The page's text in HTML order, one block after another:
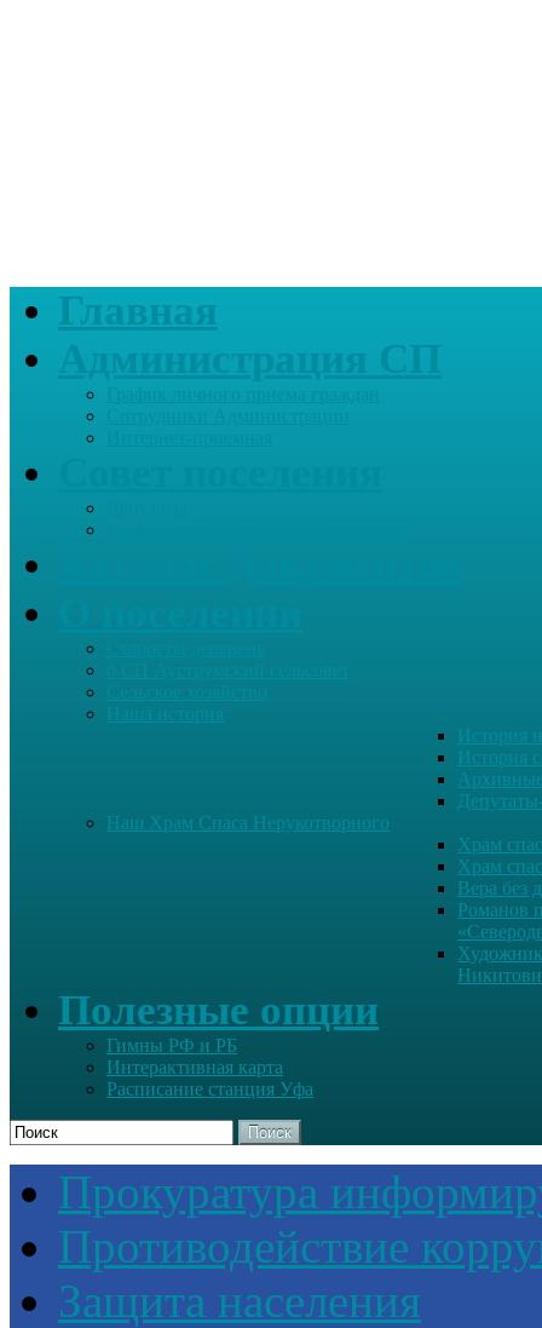
Главная
Наша история
История
История
Наш Храм Спаса Нерукотворного
Храм
Храм
Вера без
Романов
Полезные опции
Гимны РФ и РБ
Интерактивная карта
Расписание станция Уфа
Поиск
Прокуратура
Противодействие
Защита населения